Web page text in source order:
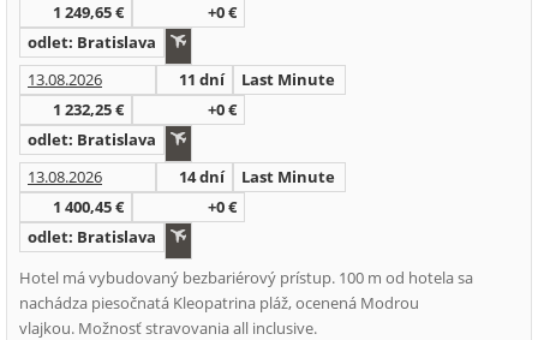
1 249,65 €
+0 €
odlet: Bratislava
13.08.2026
11 dní
Last Minute
1 232,25 €
+0 €
odlet: Bratislava
13.08.2026
14 dní
Last Minute
1 400,45 €
+0 €
odlet: Bratislava
Hotel má vybudovaný bezbariérový prístup. 100 m od hotela sa
nachádza piesočnatá Kleopatrina pláž, ocenená Modrou
vlajkou. Možnosť stravovania all inclusive.